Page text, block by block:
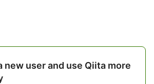
new user and use Qiita more